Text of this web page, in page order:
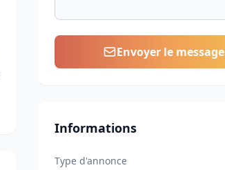
Envoyer le message
Informations
Type d'annonce